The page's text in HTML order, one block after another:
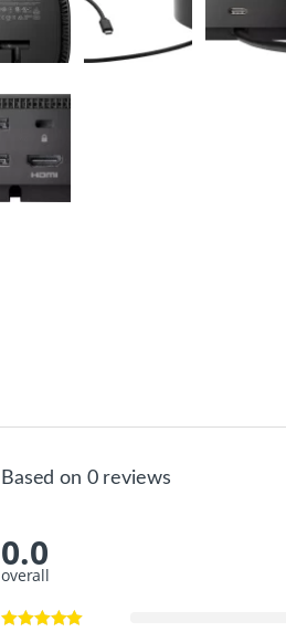
Based on 0 reviews
0.0
overall